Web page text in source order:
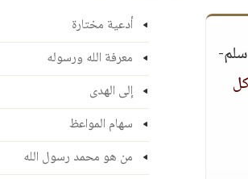
أدعية مختارة
معرفة الله ورسوله
إلى الهدى
سهام المواعظ
من هو محمد رسول الله